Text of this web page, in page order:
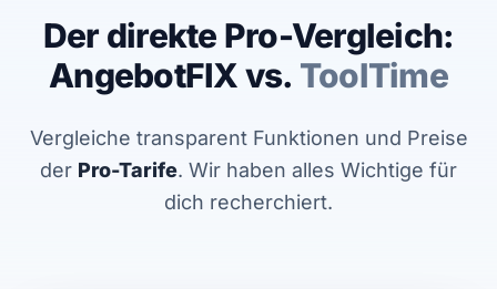
Der direkte Pro-Vergleich:
AngebotFIX vs. ToolTime
Vergleiche transparent Funktionen und Preise
der Pro-Tarife. Wir haben alles Wichtige für
dich recherchiert.